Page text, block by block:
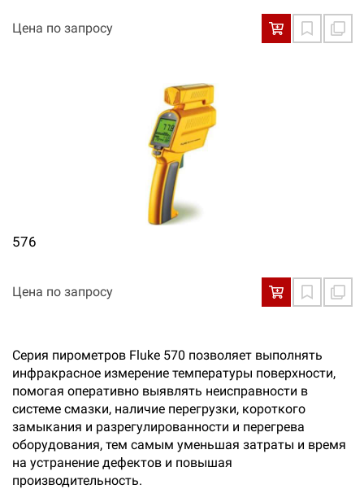
Цена по запросу
576
Цена по запросу
Серия пирометров Fluke 570 позволяет выполнять
инфракрасное измерение температуры поверхности,
помогая оперативно выявлять неисправности в
системе смазки, наличие перегрузки, короткого
замыкания и разрегулированности и перегрева
оборудования, тем самым уменьшая затраты и время
на устранение дефектов и повышая
производительность.